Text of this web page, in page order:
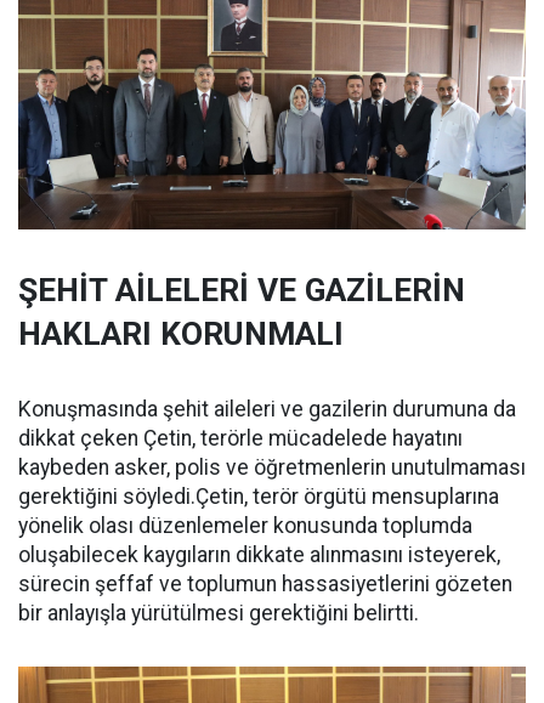
ŞEHİT AİLELERİ VE GAZİLERİN
HAKLARI KORUNMALI
Konuşmasında şehit aileleri ve gazilerin durumuna da
dikkat çeken Çetin, terörle mücadelede hayatını
kaybeden asker, polis ve öğretmenlerin unutulmaması
gerektiğini söyledi.Çetin, terör örgütü mensuplarına
yönelik olası düzenlemeler konusunda toplumda
oluşabilecek kaygıların dikkate alınmasını isteyerek,
sürecin şeffaf ve toplumun hassasiyetlerini gözeten
bir anlayışla yürütülmesi gerektiğini belirtti.